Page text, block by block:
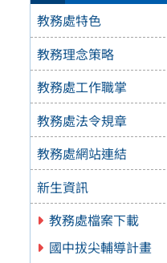
教務處特色
教務理念策略
教務處工作職掌
教務處法令規章
教務處網站連結
新生資訊
教務處檔案下載
國中拔尖輔導計畫